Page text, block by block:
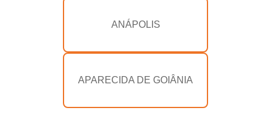
ANÁPOLIS
APARECIDA DE GOIÂNIA